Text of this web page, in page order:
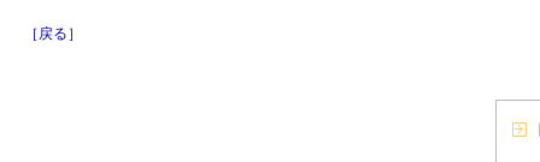
［戻る］